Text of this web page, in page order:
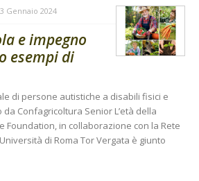
Gennaio 2024
e impegno
esempi di
di persone autistiche a disabili fisici e
Confagricoltura Senior L’età della
Foundation, in collaborazione con la Rete
di Roma Tor Vergata è giunto